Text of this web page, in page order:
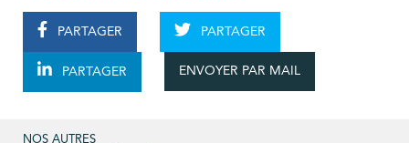
PARTAGER PARTAGER
PARTAGER ENVOYER PAR MAIL
NOS AUTRES